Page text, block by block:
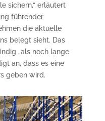
sichern,“ erläutert
führender
die aktuelle
belegt sieht. Das
„als noch lange
an, dass es eine
geben wird.